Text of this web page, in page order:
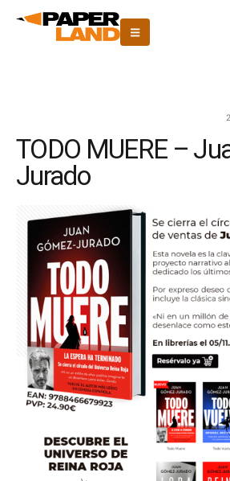
TODO MUERE –
Jurado